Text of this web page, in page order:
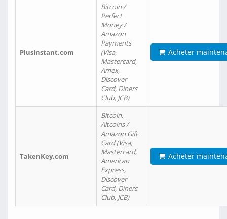
PlusInstant.com
Bitcoin /
Perfect
Money /
Amazon
Payments
(Visa,
Mastercard,
Amex,
Discover
Card, Diners
Club, JCB)
Acheter
TakenKey.com
Bitcoin,
Altcoins /
Amazon Gift
Card (Visa,
Mastercard,
American
Express,
Discover
Card, Diners
Club, JCB)
Acheter